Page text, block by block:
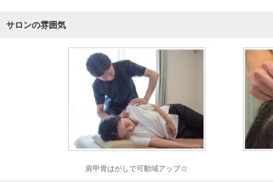
サロンの雰囲気
肩甲骨はがしで可動域アップ☆